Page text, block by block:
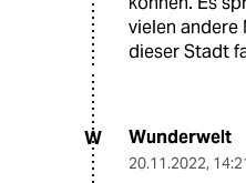
vielen andere
dieser Stadt
W Wunderwelt
20.11.2022,